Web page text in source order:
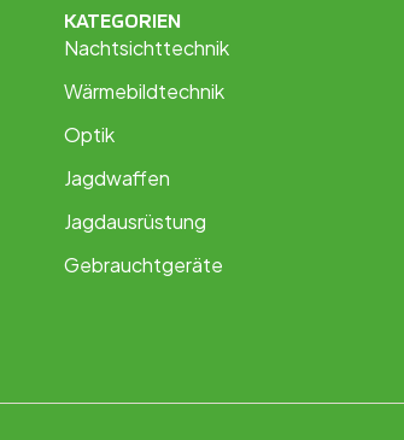
KATEGORIEN
Nachtsichttechnik
Wärmebildtechnik
Optik
Jagdwaffen
Jagdausrüstung
Gebrauchtgeräte